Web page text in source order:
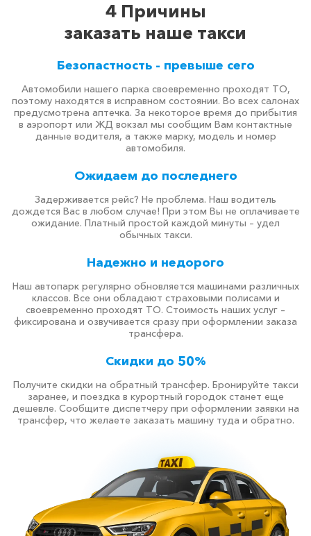
4 Причины
заказать наше такси
Безопастность - превыше сего
Автомобили нашего парка своевременно проходят ТО,
поэтому находятся в исправном состоянии. Во всех салонах
предусмотрена аптечка. За некоторое время до прибытия
в аэропорт или ЖД вокзал мы сообщим Вам контактные
данные водителя, а также марку, модель и номер
автомобиля.
Ожидаем до последнего
Задерживается рейс? Не проблема. Наш водитель
дождется Вас в любом случае! При этом Вы не оплачиваете
ожидание. Платный простой каждой минуты – удел
обычных такси.
Надежно и недорого
Наш автопарк регулярно обновляется машинами различных
классов. Все они обладают страховыми полисами и
своевременно проходят ТО. Стоимость наших услуг –
фиксирована и озвучивается сразу при оформлении заказа
трансфера.
Скидки до 50%
Получите скидки на обратный трансфер. Бронируйте такси
заранее, и поездка в курортный городок станет еще
дешевле. Сообщите диспетчеру при оформлении заявки на
трансфер, что желаете заказать машину туда и обратно.